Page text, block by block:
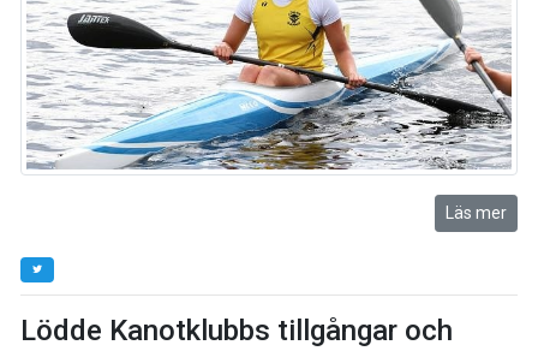
Läs mer
Lödde Kanotklubbs tillgångar och